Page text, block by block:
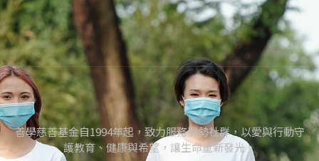
善學慈善基金自1994年起，致力服務弱勢社群，以愛與行動守
護教育、健康與希望，讓生命重新發光。